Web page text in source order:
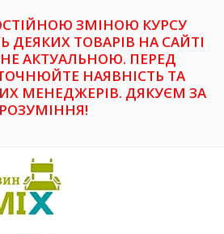
ЗМІНОЮ КУРСУ
ДЕЯКИХ ТОВАРІВ НА САЙТІ
АКТУАЛЬНОЮ. ПЕРЕД
НАЯВНІСТЬ ТА
МЕНЕДЖЕРІВ. ДЯКУЄМ ЗА
РОЗУМІННЯ!